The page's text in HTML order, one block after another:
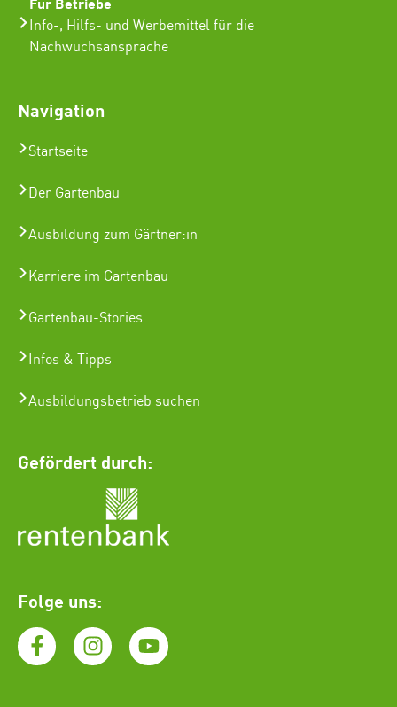
Info-, Hilfs- und Werbemittel für die
Nachwuchsansprache
Navigation
Startseite
Der Gartenbau
Ausbildung zum Gärtner:in
Karriere im Gartenbau
Gartenbau-Stories
Infos & Tipps
Ausbildungsbetrieb suchen
Gefördert durch:
Folge uns: